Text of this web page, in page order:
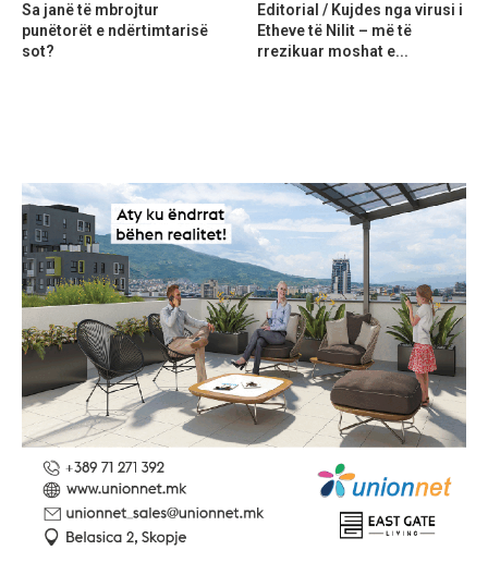
Sa janë të mbrojtur
punëtorët e ndërtimtarisë
sot?
Editorial / Kujdes nga virusi i
Etheve të Nilit – më të
rrezikuar moshat e...